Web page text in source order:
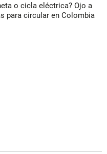
o cicla eléctrica? Ojo a
para circular en Colombia